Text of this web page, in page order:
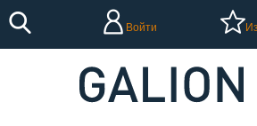
Войти